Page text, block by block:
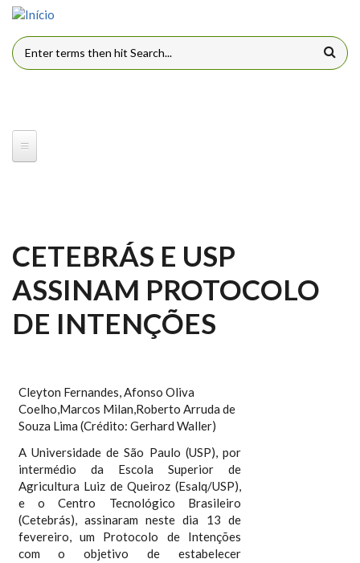
Pular para o conteúdo principal
FORMULÁRIO DE BUSCA
CETEBRÁS E USP
ASSINAM PROTOCOLO
DE INTENÇÕES
Cleyton Fernandes, Afonso Oliva
Coelho,Marcos Milan,Roberto Arruda de
Souza Lima (Crédito: Gerhard Waller)
A Universidade de São Paulo (USP), por
intermédio da Escola Superior de
Agricultura Luiz de Queiroz (Esalq/USP),
e o Centro Tecnológico Brasileiro
(Cetebrás), assinaram neste dia 13 de
fevereiro, um Protocolo de Intenções
com o objetivo de estabelecer